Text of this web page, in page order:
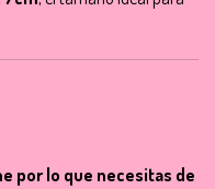
por lo que necesitas de